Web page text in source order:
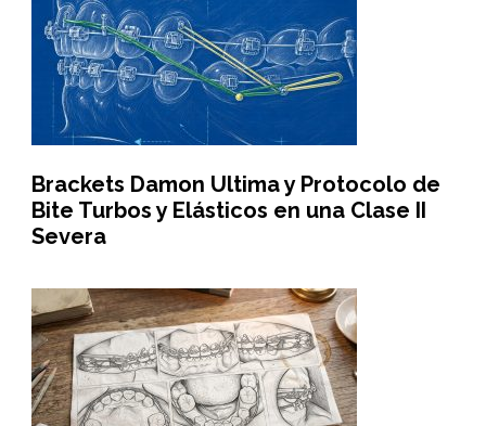
Brackets Damon Ultima y Protocolo de
Bite Turbos y Elásticos en una Clase II
Severa